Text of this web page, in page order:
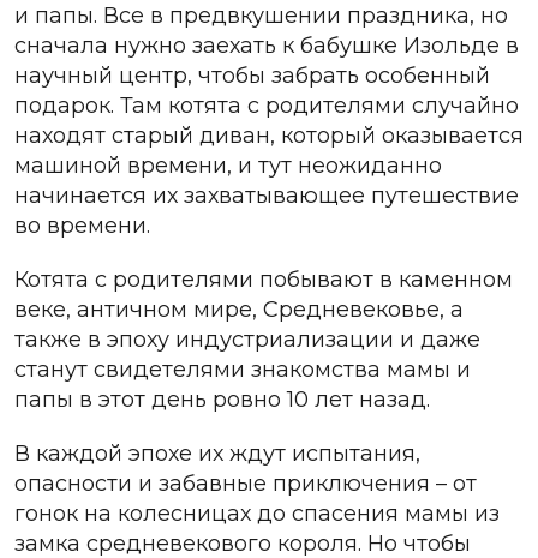
и папы. Все в предвкушении праздника, но
сначала нужно заехать к бабушке Изольде в
научный центр, чтобы забрать особенный
подарок. Там котята с родителями случайно
находят старый диван, который оказывается
машиной времени, и тут неожиданно
начинается их захватывающее путешествие
во времени.
Котята с родителями побывают в каменном
веке, античном мире, Средневековье, а
также в эпоху индустриализации и даже
станут свидетелями знакомства мамы и
папы в этот день ровно 10 лет назад.
В каждой эпохе их ждут испытания,
опасности и забавные приключения – от
гонок на колесницах до спасения мамы из
замка средневекового короля. Но чтобы